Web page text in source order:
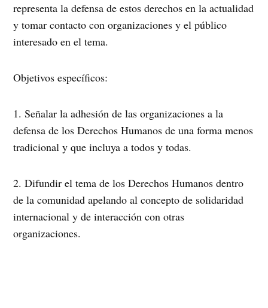
representa la defensa de estos derechos en la actualidad
y tomar contacto con organizaciones y el público
interesado en el tema.
Objetivos específicos:
1. Señalar la adhesión de las organizaciones a la
defensa de los Derechos Humanos de una forma menos
tradicional y que incluya a todos y todas.
2. Difundir el tema de los Derechos Humanos dentro
de la comunidad apelando al concepto de solidaridad
internacional y de interacción con otras
organizaciones.